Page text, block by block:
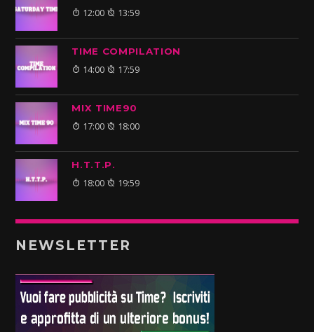
12:00 13:59
TIME COMPILATION
14:00 17:59
MIX TIME90
17:00 18:00
H.T.T.P.
18:00 19:59
NEWSLETTER